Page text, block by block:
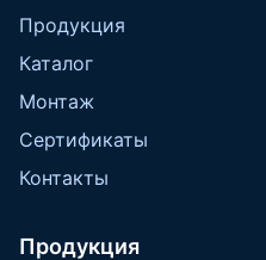
Продукция
Каталог
Монтаж
Сертификаты
Контакты
Продукция